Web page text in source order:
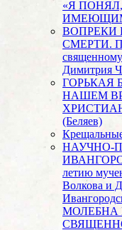
«Я
ВОПРЕКИ
СМЕРТИ.
Димитрия
ГОРЬКАЯ
НАШЕМ
(Беляев)
НАУЧНО-
летию
Волкова и
МОЛЕБНА